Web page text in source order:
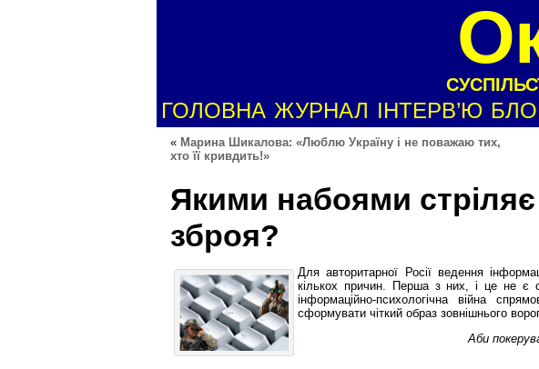
ГОЛОВНА ЖУРНАЛ ІНТЕРВ’Ю
« Марина Шикалова: «Люблю Україну і не поважаю тих,
хто її кривдить!»
Якими набоями стріляє
зброя?
Для авторитарної Росії ведення
кількох причин. Перша з них, і це не є
інформаційно-психологічна війна
сформувати чіткий образ зовнішнього
Аби